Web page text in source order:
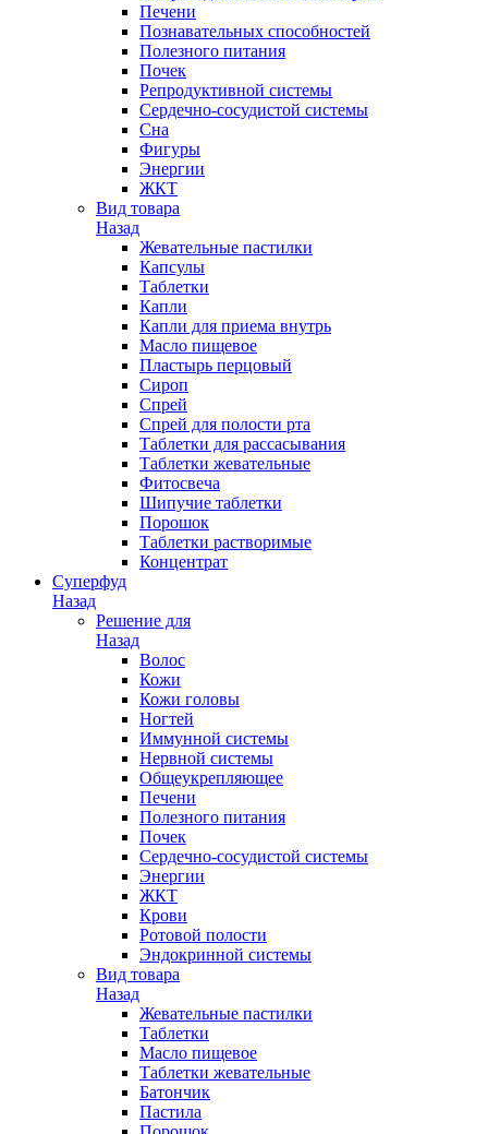
Печени
Познавательных способностей
Полезного питания
Почек
Репродуктивной системы
Сердечно-сосудистой системы
Сна
Фигуры
Энергии
ЖКТ
Вид товара
Назад
Жевательные пастилки
Капсулы
Таблетки
Капли
Капли для приема внутрь
Масло пищевое
Пластырь перцовый
Сироп
Спрей
Спрей для полости рта
Таблетки для рассасывания
Таблетки жевательные
Фитосвеча
Шипучие таблетки
Порошок
Таблетки растворимые
Концентрат
Суперфуд
Назад
Решение для
Назад
Волос
Кожи
Кожи головы
Ногтей
Иммунной системы
Нервной системы
Общеукрепляющее
Печени
Полезного питания
Почек
Сердечно-сосудистой системы
Энергии
ЖКТ
Крови
Ротовой полости
Эндокринной системы
Вид товара
Назад
Жевательные пастилки
Таблетки
Масло пищевое
Таблетки жевательные
Батончик
Пастила